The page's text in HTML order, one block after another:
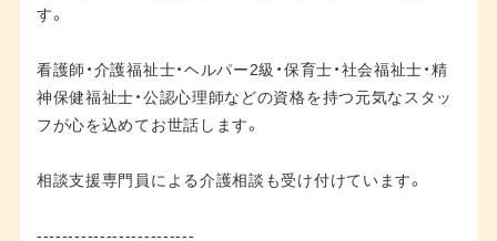
す。
看護師・介護福祉士・ヘルパー2級・保育士・社会福祉士・精
神保健福祉士・公認心理師などの資格を持つ元気なスタッ
フが心を込めてお世話します。
相談支援専門員による介護相談も受け付けています。
-------------------------